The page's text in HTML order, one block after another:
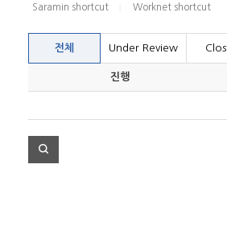
Saramin shortcut Worknet shortcut
전체 Under Review
진행